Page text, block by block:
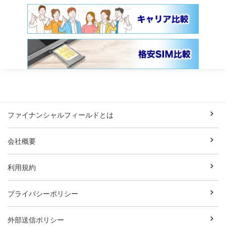
ファイナンシャルフィールドとは
会社概要
利用規約
プライバシーポリシー
外部送信ポリシー